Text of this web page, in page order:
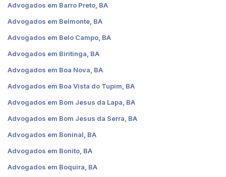
Advogados em Barro Preto, BA
Advogados em Belmonte, BA
Advogados em Belo Campo, BA
Advogados em Biritinga, BA
Advogados em Boa Nova, BA
Advogados em Boa Vista do Tupim, BA
Advogados em Bom Jesus da Lapa, BA
Advogados em Bom Jesus da Serra, BA
Advogados em Boninal, BA
Advogados em Bonito, BA
Advogados em Boquira, BA